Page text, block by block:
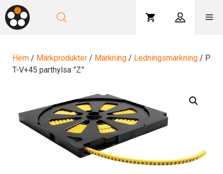
Hoppa
till
innehåll
Hem / Märkprodukter / Märkning / Ledningsmärkning / P
T-V+45 parthylsa ”Z”